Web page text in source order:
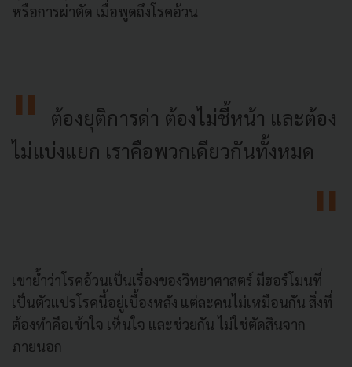
หรือการผ่าตัด เมื่อพูดถึงโรคอ้วน
ต้องยุติการด่า ต้องไม่ชี้หน้า และต้อง
ไม่แบ่งแยก เราคือพวกเดียวกันทั้งหมด
เขาย้ำว่าโรคอ้วนเป็นเรื่องของวิทยาศาสตร์ มีฮอร์โมนที่
เป็นตัวแปรโรคนี้อยู่เบื้องหลัง แต่ละคนไม่เหมือนกัน สิ่งที่
ต้องทำคือเข้าใจ เห็นใจ และช่วยกัน ไม่ใช่ตัดสินจาก
ภายนอก